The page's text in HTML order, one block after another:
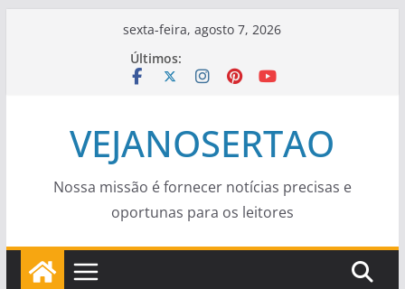
sexta-feira, agosto 7, 2026
Últimos:
VEJANOSERTAO
Nossa missão é fornecer notícias precisas e
oportunas para os leitores